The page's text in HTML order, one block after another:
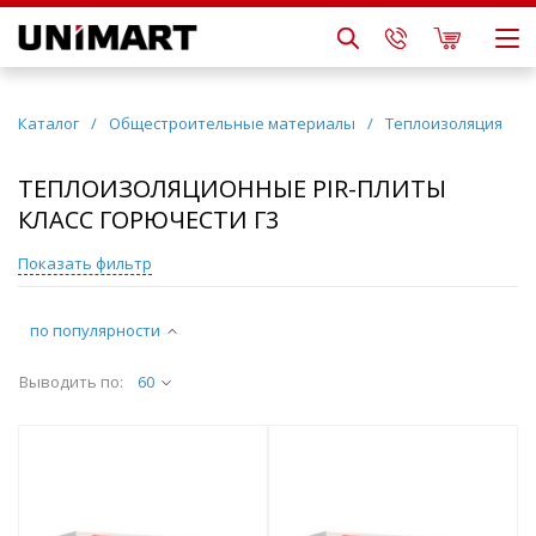
Каталог / Общестроительные материалы / Теплоизоляция
ТЕПЛОИЗОЛЯЦИОННЫЕ PIR-ПЛИТЫ
КЛАСС ГОРЮЧЕСТИ Г3
по популярности
Выводить по: 60
Показать фильтр